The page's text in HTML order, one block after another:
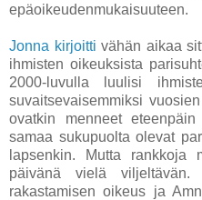
epäoikeudenmukaisuuteen.
Jonna kirjoitti vähän aikaa
ihmisten oikeuksista
2000-luvulla luulisi
suvaitsevaisemmiksi
ovatkin menneet
samaa sukupuolta olevat
lapsenkin. Mutta rankkoja
päivänä vielä viljeltävän.
rakastamisen oikeus ja